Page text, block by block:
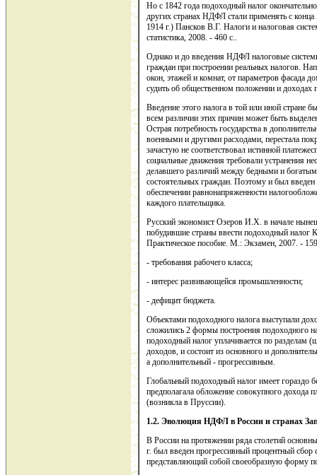
Но с 1842 года подоходный налог
других странах НДФЛ стали применять с
1914 г.) Пансков В.Г. Налоги и налоговая
статистика, 2008. - 460 с..
Однако и до введения НДФЛ налоговые
граждан при построении реальных налогов.
окон, этажей и комнат, от параметров фасада
судить об общественном положении и доходах
Введение этого налога в той или иной стране
всем различии этих причин может быть
Острая потребность государства в
военными и другими расходами, перестала
зачастую не соответствовал истинной
социальные движения требовали устранения
делавшего различий между бедными и
состоятельных граждан. Поэтому и был
обеспечении равнонапряженности
каждого плательщика.
Русский экономист Озеров И.Х. в начале
побудившие страны ввести подоходный
Практическое пособие. М.: Экзамен, 2007. -
- требования рабочего класса;
- интерес развивающейся промышленности;
- дефицит бюджета.
Объектами подоходного налога выступали
сложились 2 формы построения подоходного
подоходный налог уплачивается по
доходов, и состоит из основного и
а дополнительный - прогрессивным.
Глобальный подоходный налог имеет гораздо
предполагала обложение совокупного дохода
(возникла в Пруссии).
1.2. Эволюция НДФЛ в России и странах
В России на протяжении ряда столетий
г. был введен прогрессивный процентный
представляющий собой своеобразную форму